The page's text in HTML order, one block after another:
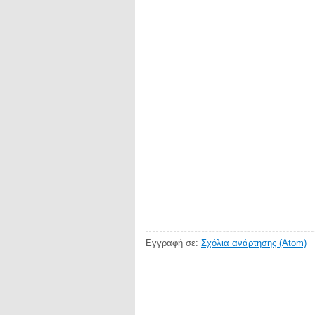
Εγγραφή σε: Σχόλια ανάρτησης (Atom)